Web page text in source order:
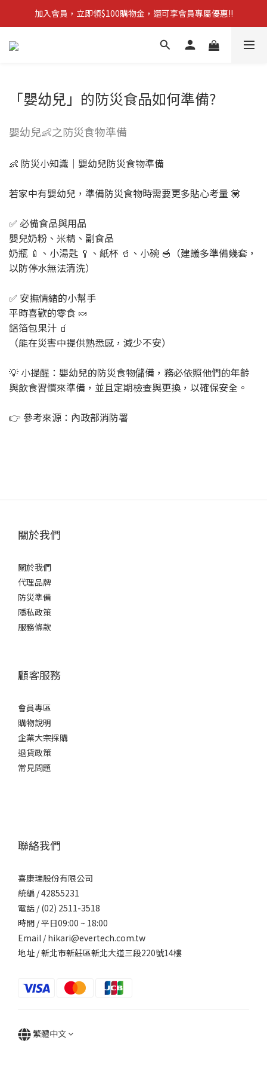
【新品上市】拋棄型簡易廁所 防災必備!
加入會員，立即領$100購物金，還可享會員專屬優惠!!
訂單滿$1,600，立即享免運優惠
「嬰幼兒」的防災食品如何準備?
嬰幼兒👶之防災食物準備
👶 防災小知識｜嬰幼兒防災食物準備
若家中有嬰幼兒，準備防災食物時需要更多貼心考量 💟
✅ 必備食品與用品
嬰兒奶粉、米精、副食品
奶瓶 🍼、小湯匙 🥄、紙杯 🥤、小碗 🥣（建議多準備幾套，
以防停水無法清洗）
✅ 安撫情緒的小幫手
平時喜歡的零食 🍬
鋁箔包果汁 🧃
（能在災害中提供熟悉感，減少不安）
💡 小提醒：嬰幼兒的防災食物儲備，務必依照他們的年齡
與飲食習慣來準備，並且定期檢查與更換，以確保安全。
👉 參考來源：內政部消防署
關於我們
關於我們
代理品牌
防災準備
隱私政策
服務條款
顧客服務
會員專區
購物說明
企業大宗採購
退貨政策
常見問題
聯絡我們
喜康瑞股份有限公司
統編 / 42855231
電話 / (02) 2511-3518
時間 / 平日09:00 ~ 18:00
Email / hikari@evertech.com.tw
地址 / 新北市新莊區新北大道三段220號14樓
繁體中文